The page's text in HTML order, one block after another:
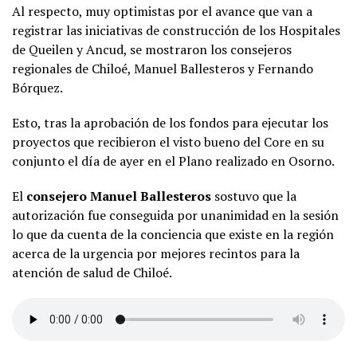
Al respecto, muy optimistas por el avance que van a
registrar las iniciativas de construcción de los Hospitales
de Queilen y Ancud, se mostraron los consejeros
regionales de Chiloé, Manuel Ballesteros y Fernando
Bórquez.
Esto, tras la aprobación de los fondos para ejecutar los
proyectos que recibieron el visto bueno del Core en su
conjunto el día de ayer en el Plano realizado en Osorno.
El consejero Manuel Ballesteros sostuvo que la
autorización fue conseguida por unanimidad en la sesión
lo que da cuenta de la conciencia que existe en la región
acerca de la urgencia por mejores recintos para la
atención de salud de Chiloé.